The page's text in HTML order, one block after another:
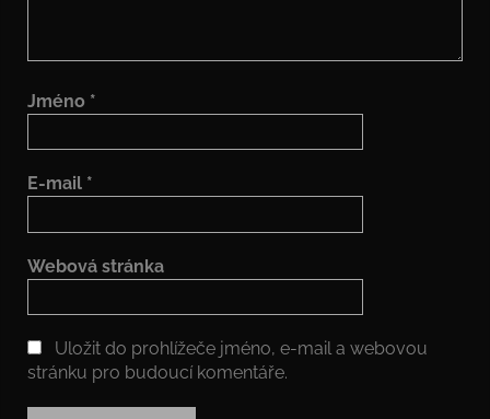
Jméno *
E-mail *
Webová stránka
Uložit do prohlížeče jméno, e-mail a webovou
stránku pro budoucí komentáře.